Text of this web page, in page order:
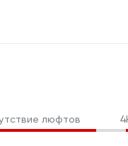
люфтов 4